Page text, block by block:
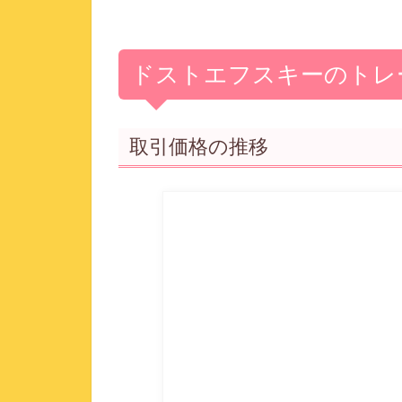
ドストエフスキーのト
取引価格の推移